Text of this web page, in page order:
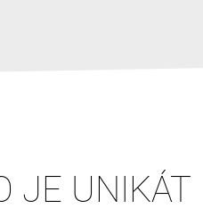
JE UNIKÁT